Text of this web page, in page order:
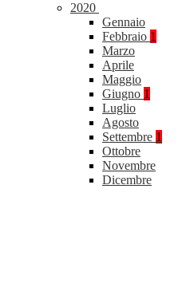
2020
Gennaio
Febbraio 1
Marzo
Aprile
Maggio
Giugno 1
Luglio
Agosto
Settembre 1
Ottobre
Novembre
Dicembre